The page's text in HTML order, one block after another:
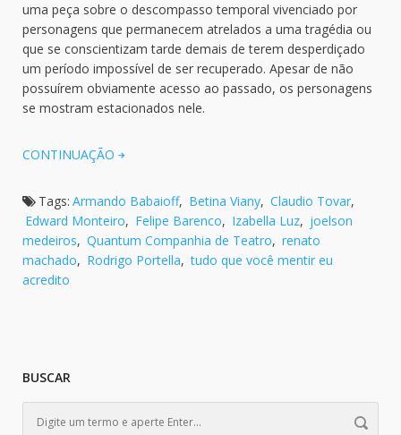
uma peça sobre o descompasso temporal vivenciado por
personagens que permanecem atrelados a uma tragédia ou
que se conscientizam tarde demais de terem desperdiçado
um período impossível de ser recuperado. Apesar de não
possuírem obviamente acesso ao passado, os personagens
se mostram estacionados nele.
CONTINUAÇÃO
Tags: Armando Babaioff, Betina Viany, Claudio Tovar,
Edward Monteiro, Felipe Barenco, Izabella Luz, joelson
medeiros, Quantum Companhia de Teatro, renato
machado, Rodrigo Portella, tudo que você mentir eu
acredito
BUSCAR